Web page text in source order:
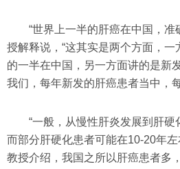
“世界上一半的肝癌在中国，准
授解释说，“这其实是两个方面，
的一半在中国，另一方面讲的是新
我们，每年新发的肝癌患者当中，
“一般，从慢性肝炎发展到肝硬
而部分肝硬化患者可能在10-20年
教授介绍，我国之所以肝癌患者多